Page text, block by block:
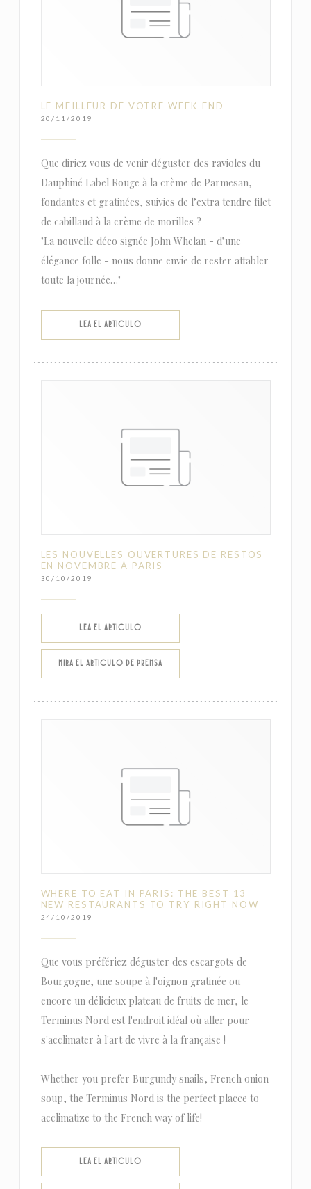
LE MEILLEUR DE VOTRE WEEK-END
20/11/2019
Que diriez vous de venir déguster des ravioles du
Dauphiné Label Rouge à la crème de Parmesan,
fondantes et gratinées, suivies de l’extra tendre filet
de cabillaud à la crème de morilles ?
"La nouvelle déco signée John Whelan - d’une
élégance folle - nous donne envie de rester attabler
toute la journée…"
LEA EL ARTICULO((ABRE EN UNA NUEVA VENTANA))
LES NOUVELLES OUVERTURES DE RESTOS
EN NOVEMBRE À PARIS
30/10/2019
LEA EL ARTICULO((ABRE EN UNA NUEVA VENTANA))
MIRA EL ARTICULO DE PRENSA((ABRE EN UNA NUEVA VENTANA))
WHERE TO EAT IN PARIS: THE BEST 13
NEW RESTAURANTS TO TRY RIGHT NOW
24/10/2019
Que vous préfériez déguster des escargots de
Bourgogne, une soupe à l'oignon gratinée ou
encore un délicieux plateau de fruits de mer, le
Terminus Nord est l'endroit idéal où aller pour
s'acclimater à l'art de vivre à la française !
Whether you prefer Burgundy snails, French onion
soup, the Terminus Nord is the perfect placce to
acclimatize to the French way of life!
LEA EL ARTICULO((ABRE EN UNA NUEVA VENTANA))